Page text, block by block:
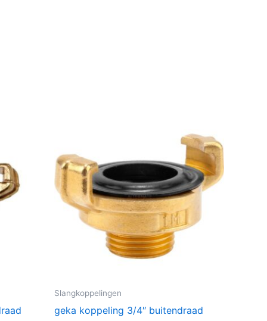
Slangkoppelingen
geka koppeling 3/4″ buitendraad